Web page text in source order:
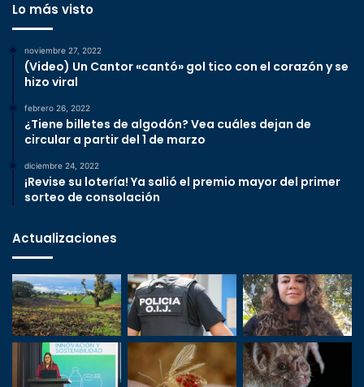
Lo más visto
noviembre 27, 2022
(Video) Un Cantor «cantó» gol tico con el corazón y se
hizo viral
febrero 26, 2022
¿Tiene billetes de algodón? Vea cuáles dejan de
circular a partir del 1 de marzo
diciembre 24, 2022
¡Revise su lotería! Ya salió el premio mayor del primer
sorteo de consolación
Actualizaciones